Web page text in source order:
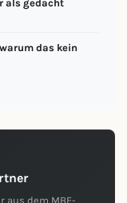
als gedacht
das kein
aus dem MBF-